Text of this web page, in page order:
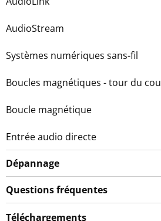
AudioStream
Systèmes numériques sans-fil
Boucles magnétiques - tour du cou
Boucle magnétique
Entrée audio directe
Dépannage
Questions fréquentes
Téléchargements